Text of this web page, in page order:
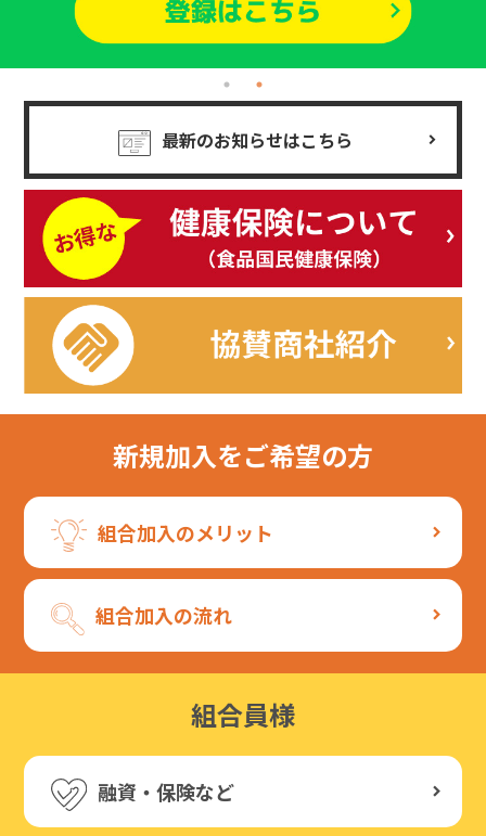
最新のお知らせはこちら
新規加入をご希望の方
組合加入のメリット
組合加入の流れ
組合員様
融資・保険など